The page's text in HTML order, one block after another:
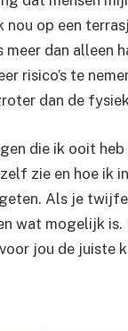
op een
dan alleen
risico’s te
dan de
die ik ooit
zie en hoe ik
Als je
wat mogelijk is.
jou de juiste